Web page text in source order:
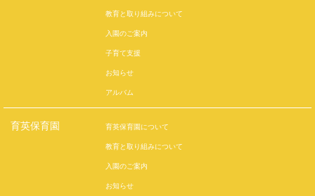
教育と取り組みについて
入園のご案内
子育て支援
お知らせ
アルバム
育英保育園
育英保育園について
教育と取り組みについて
入園のご案内
お知らせ